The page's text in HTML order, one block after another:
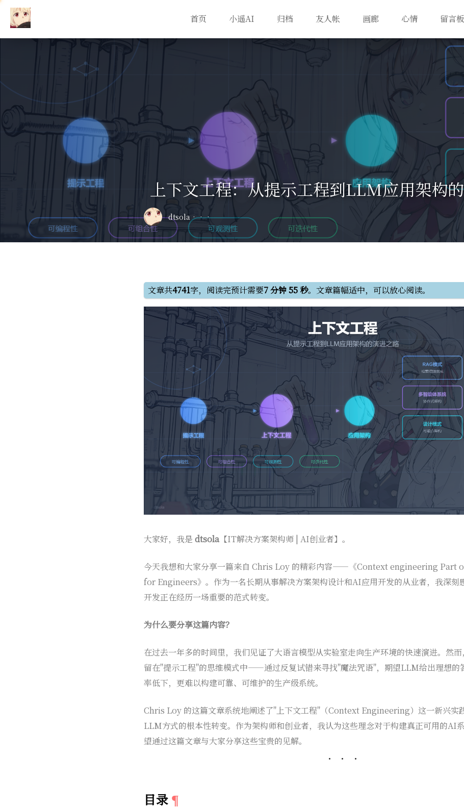
首页 小遥AI 归档 友人帐 画廊 心情 留言板
上下文工程：从提示工程到LLM应用架构
dtsola
文章共4741字，阅读完预计需要7 分钟 55 秒。文章篇幅适中，可以放心阅读。
大家好，我是 dtsola【IT解决方案架构师 | AI创业者】。
今天我想和大家分享一篇来自 Chris Loy 的精彩内容——《Context engineering Part
for Engineers》。作为一名长期从事解决方案架构设计和AI应用开发的从业者，我深刻
开发正在经历一场重要的范式转变。
为什么要分享这篇内容？
在过去一年多的时间里，我们见证了大语言模型从实验室走向生产环境的快速演进。然
留在"提示工程"的思维模式中——通过反复试错来寻找"魔法咒语"，期望LLM给出理想的
率低下，更难以构建可靠、可维护的生产级系统。
Chris Loy 的这篇文章系统地阐述了"上下文工程"（Context Engineering）这一新兴实
LLM方式的根本性转变。作为架构师和创业者，我认为这些理念对于构建真正可用的AI
望通过这篇文章与大家分享这些宝贵的见解。
目录